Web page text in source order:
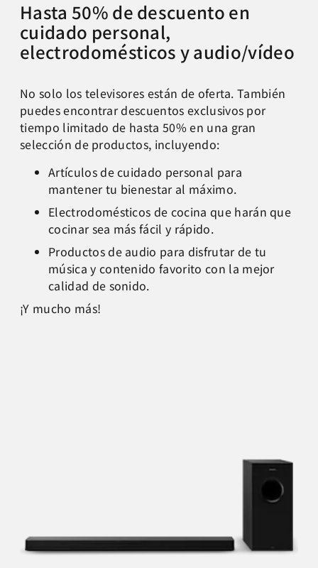
Hasta 50% de descuento en
cuidado personal,
electrodomésticos y audio/vídeo
No solo los televisores están de oferta. También
puedes encontrar descuentos exclusivos por
tiempo limitado de hasta 50% en una gran
selección de productos, incluyendo:
Artículos de cuidado personal para
mantener tu bienestar al máximo.
Electrodomésticos de cocina que harán que
cocinar sea más fácil y rápido.
Productos de audio para disfrutar de tu
música y contenido favorito con la mejor
calidad de sonido.
¡Y mucho más!